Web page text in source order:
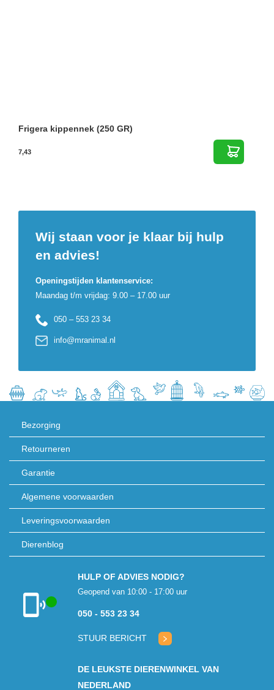
Frigera kippennek (250 GR)
7,43
Wij staan voor je klaar bij hulp
en advies!
Openingstijden klantenservice:
Maandag t/m vrijdag: 9.00 – 17.00 uur
050 – 553 23 34
info@mranimal.nl
Bezorging
Retourneren
Garantie
Algemene voorwaarden
Leveringsvoorwaarden
Dierenblog
Klantenservice
HULP OF ADVIES NODIG?
Geopend van 10:00 - 17:00 uur
050 - 553 23 34
STUUR BERICHT
DE LEUKSTE DIERENWINKEL VAN
NEDERLAND